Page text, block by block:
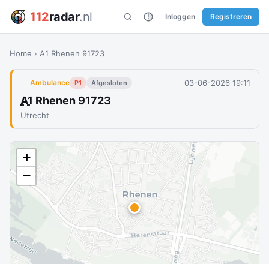
112radar.nl Inloggen Registreren
Home › A1 Rhenen 91723
Ambulance P1 Afgesloten 03-06-2026 19:11
A1 Rhenen 91723
Utrecht
+
−